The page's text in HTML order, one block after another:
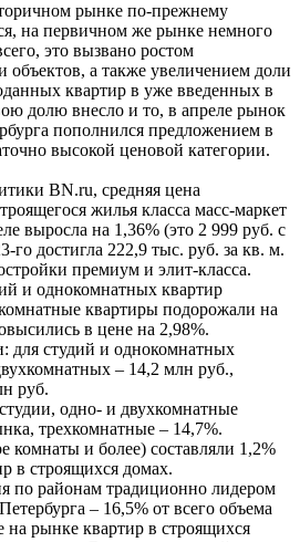
рынке по-прежнему
на первичном же рынке немного
это вызвано ростом
объектов, а также увеличением доли
квартир в уже введенных в
долю внесло и то, в апреле рынок
пополнился предложением в
высокой ценовой категории.
BN.ru, средняя цена
жилья класса масс-маркет
выросла на 1,36% (это 2 999 руб. с
го достигла 222,9 тыс. руб. за кв. м.
премиум и элит-класса.
и однокомнатных квартир
квартиры подорожали на
в цене на 2,98%.
для студий и однокомнатных
– 14,2 млн руб.,
руб.
одно- и двухкомнатные
трехкомнатные – 14,7%.
комнаты и более) составляли 1,2%
в строящихся домах.
по районам традиционно лидером
– 16,5% от всего объема
на рынке квартир в строящихся